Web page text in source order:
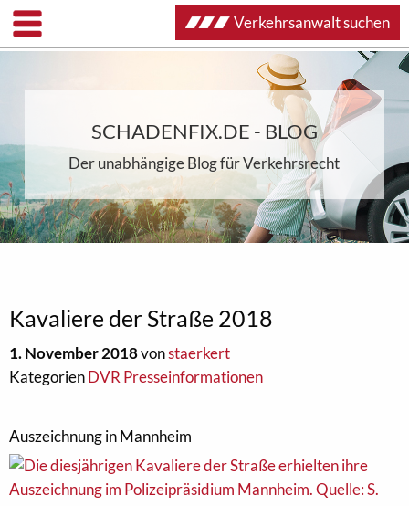
SCHADENFIX.DE - BLOG
Der unabhängige Blog für Verkehrsrecht
Kavaliere der Straße 2018
1. November 2018vonstaerkert
KategorienDVR Presseinformationen
Auszeichnung in Mannheim
Verkehrsanwalt suchen